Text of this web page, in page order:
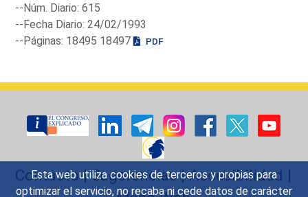
Esta web utiliza cookies de terceros y propias para
optimizar el servicio, no recaba ni cede datos de carácter
--Núm. Diario: 615
--Fecha Diario: 24/02/1993
--Páginas: 18495 18497
PDF
Contacto|Sugerencias|Accesibilidad |